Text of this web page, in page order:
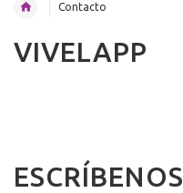
Contacto
VIVELAPP
ESCRÍBENOS